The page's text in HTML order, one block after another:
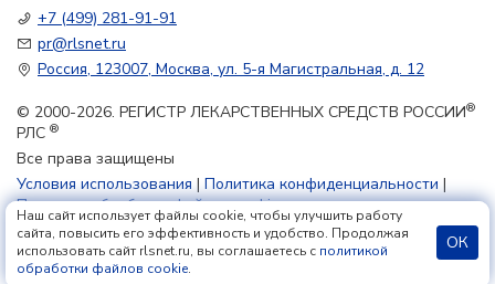
+7 (499) 281-91-91
pr@rlsnet.ru
Россия, 123007, Москва, ул. 5-я Магистральная, д. 12
© 2000-2026. РЕГИСТР ЛЕКАРСТВЕННЫХ СРЕДСТВ РОССИИ®
РЛС ®
Все права защищены
Условия использования | Политика конфиденциальности |
Политика обработки файлов cookie
18+
Наш сайт использует файлы cookie, чтобы улучшить работу
сайта, повысить его эффективность и удобство. Продолжая
использовать сайт rlsnet.ru, вы соглашаетесь с политикой
обработки файлов cookie.
ОК